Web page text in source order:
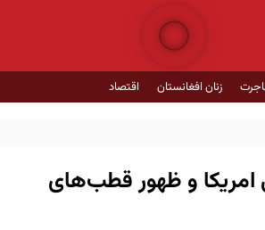
زنان افغانستان اقتصاد
امریکا و ظهور قطب‌های